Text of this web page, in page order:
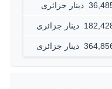
دينار جزائرى
دينار جزائرى
دينار جزائرى